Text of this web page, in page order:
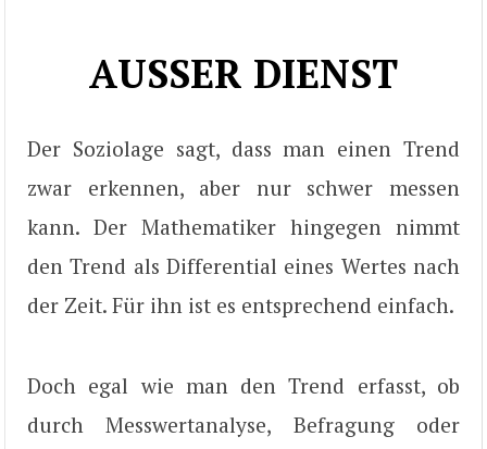
AUSSER DIENST
Der Soziolage sagt, dass man einen Trend
zwar erkennen, aber nur schwer messen
kann. Der Mathematiker hingegen nimmt
den Trend als Differential eines Wertes nach
der Zeit. Für ihn ist es entsprechend einfach.
Doch egal wie man den Trend erfasst, ob
durch Messwertanalyse, Befragung oder